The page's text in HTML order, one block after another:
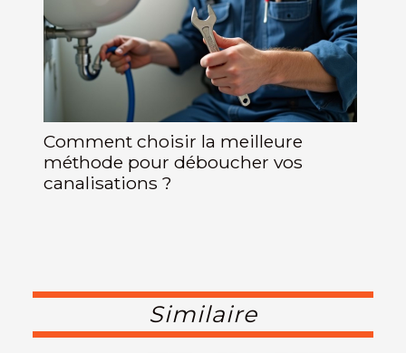
Comment choisir la meilleure
méthode pour déboucher vos
canalisations ?
Similaire